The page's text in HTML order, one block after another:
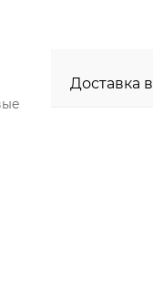
Доставка в